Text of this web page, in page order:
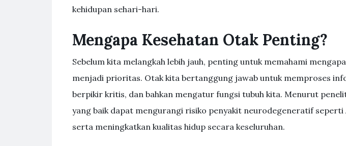
kehidupan sehari-hari.
Mengapa Kesehatan Otak Penting?
Sebelum kita melangkah lebih jauh, penting untuk memahami
menjadi prioritas. Otak kita bertanggung jawab untuk memproses
berpikir kritis, dan bahkan mengatur fungsi tubuh kita. Menurut
yang baik dapat mengurangi risiko penyakit neurodegeneratif seperti
serta meningkatkan kualitas hidup secara keseluruhan.